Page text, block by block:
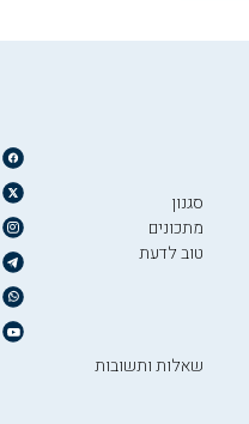
סגנון
מתכונים
טוב לדעת
שאלות ותשובות